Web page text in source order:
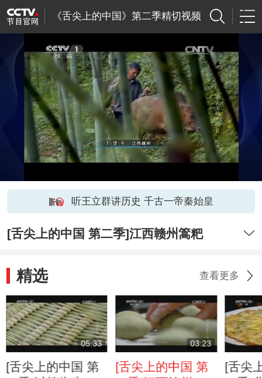
《舌尖上的中国》第二季精切视频
听王立群讲历史 千古一帝秦始皇
[舌尖上的中国 第二季]江西赣州篙粑
精选 查看更多
05:33
[舌尖上的中国 第
03:23
[舌尖上的中国 第
[舌尖